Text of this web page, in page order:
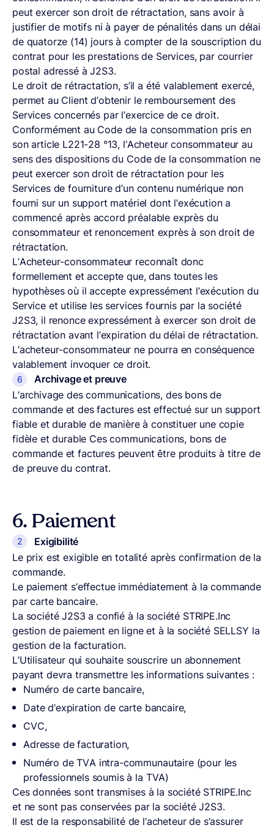
peut exercer son droit de rétractation, sans avoir à
justifier de motifs ni à payer de pénalités dans un délai
de quatorze (14) jours à compter de la souscription du
contrat pour les prestations de Services, par courrier
postal adressé à J2S3.
Le droit de rétractation, s’il a été valablement exercé,
permet au Client d’obtenir le remboursement des
Services concernés par l’exercice de ce droit.
Conformément au Code de la consommation pris en
son article L221-28 °13, l’Acheteur consommateur au
sens des dispositions du Code de la consommation ne
peut exercer son droit de rétractation pour les
Services de fourniture d’un contenu numérique non
fourni sur un support matériel dont l’exécution a
commencé après accord préalable exprès du
consommateur et renoncement exprès à son droit de
rétractation.
L’Acheteur-consommateur reconnaît donc
formellement et accepte que, dans toutes les
hypothèses où il accepte expressément l’exécution du
Service et utilise les services fournis par la société
J2S3, il renonce expressément à exercer son droit de
rétractation avant l’expiration du délai de rétractation.
L’acheteur-consommateur ne pourra en conséquence
valablement invoquer ce droit.
Archivage et preuve
L’archivage des communications, des bons de
commande et des factures est effectué sur un support
fiable et durable de manière à constituer une copie
fidèle et durable Ces communications, bons de
commande et factures peuvent être produits à titre de
de preuve du contrat.
6.Paiement
Exigibilité
Le prix est exigible en totalité après confirmation de la
commande.
Le paiement s’effectue immédiatement à la commande
par carte bancaire.
La société J2S3 a confié à la société STRIPE.Inc
gestion de paiement en ligne et à la société SELLSY la
gestion de la facturation.
L’Utilisateur qui souhaite souscrire un abonnement
payant devra transmettre les informations suivantes :
Numéro de carte bancaire,
Date d’expiration de carte bancaire,
CVC,
Adresse de facturation,
Numéro de TVA intra-communautaire (pour les
professionnels soumis à la TVA)
Ces données sont transmises à la société STRIPE.Inc
et ne sont pas conservées par la société J2S3.
Il est de la responsabilité de l’acheteur de s’assurer